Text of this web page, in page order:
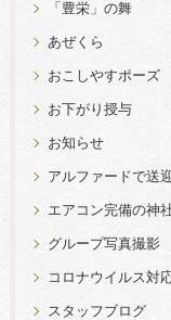
「豊栄」の舞
あぜくら
おこしやすポーズ
お下がり授与
お知らせ
アルファードで送
エアコン完備の神
グループ写真撮影
コロナウイルス対
スタッフブログ